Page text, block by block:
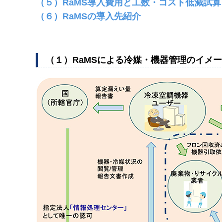
（５）RaMS導入費用と工数・コスト低減試算
（６）RaMSの導入先紹介
（１）RaMSによる冷媒・機器管理のイメ